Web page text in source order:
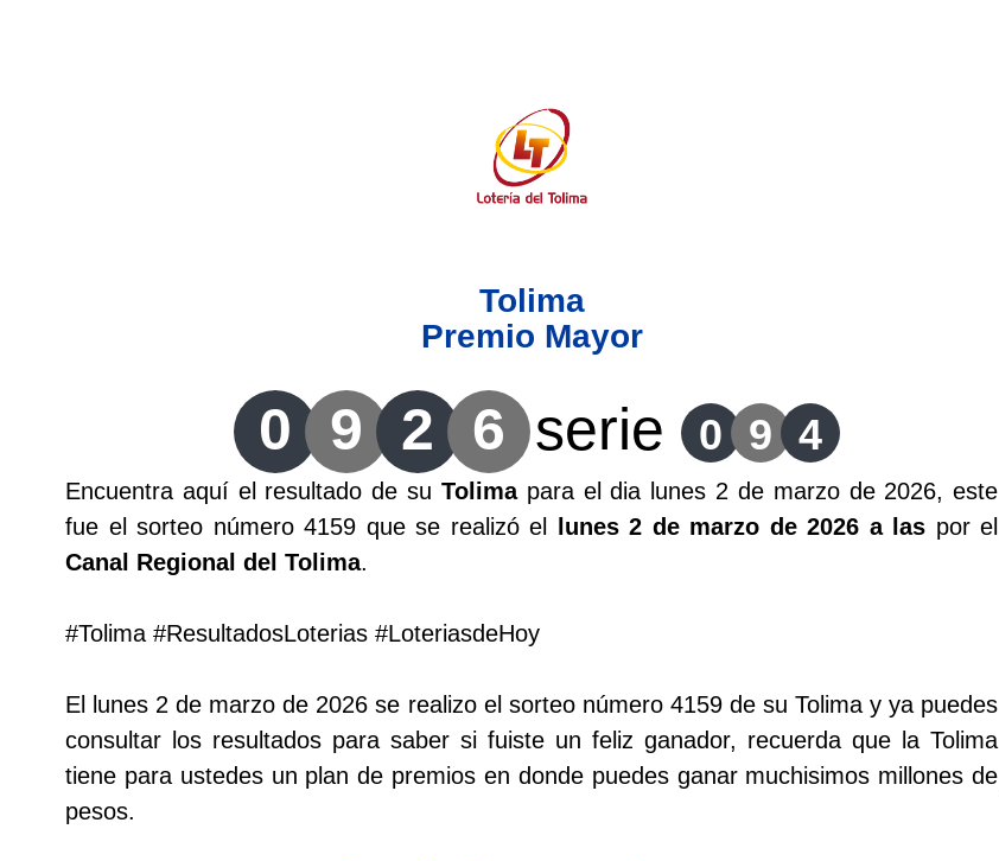
Lotería de Medellín
Lotería de Santander
Lotería del Cauca
Extra de Colombia
Tolima
Premio Mayor
0 9 2 6 serie 0 9 4
Encuentra aquí el resultado de su Tolimapara el dia lunes 2 de marzo de 2026, este
fue el sorteo número 4159 que se realizó el
lunes 2 de marzo de 2026 a las por el
Canal Regional del Tolima.
#Tolima #ResultadosLoterias #LoteriasdeHoy
El lunes 2 de marzo de 2026 se realizo el sorteo número 4159 de su Tolima y ya puedes
consultar los resultados para saber si fuiste un feliz ganador, recuerda que la Tolima
tiene para ustedes un plan de premios en donde puedes ganar muchisimos millones de
pesos.